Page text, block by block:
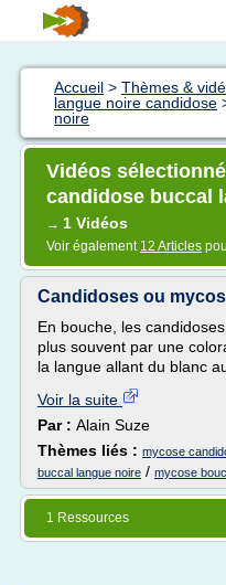
Accueil > Thèmes &
langue noire candidose
noire
Vidéos
candidose buccal
→ 1 Vidéos
Voir également 12 Articles
Candidoses ou
En bouche, les
plus souvent par une
la langue allant du blanc
Voir la suite
Par : Alain Suze
Thèmes liés : mycose
buccal langue noire / mycose
1 Ressources